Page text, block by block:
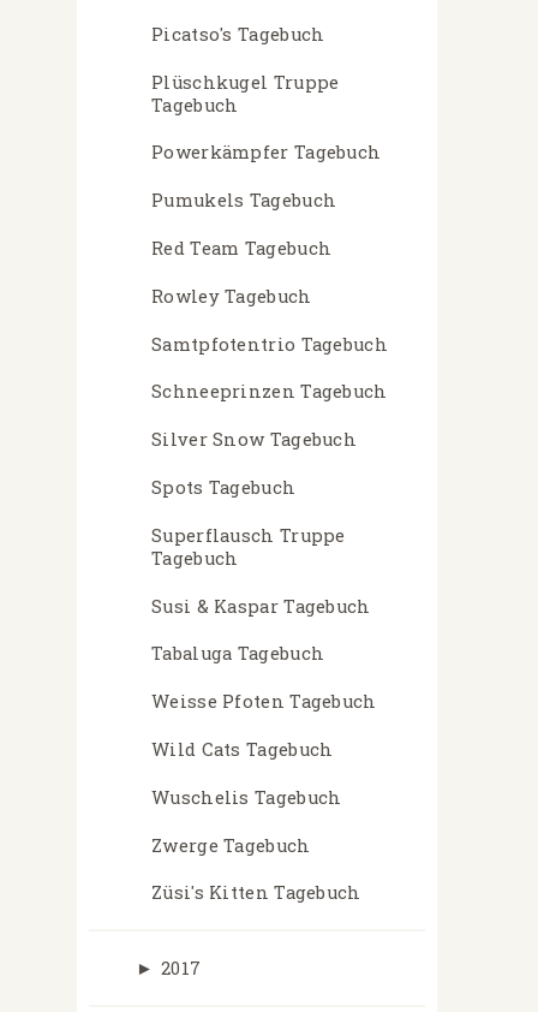
Picatso's Tagebuch
Plüschkugel Truppe
Tagebuch
Powerkämpfer Tagebuch
Pumukels Tagebuch
Red Team Tagebuch
Rowley Tagebuch
Samtpfotentrio Tagebuch
Schneeprinzen Tagebuch
Silver Snow Tagebuch
Spots Tagebuch
Superflausch Truppe
Tagebuch
Susi & Kaspar Tagebuch
Tabaluga Tagebuch
Weisse Pfoten Tagebuch
Wild Cats Tagebuch
Wuschelis Tagebuch
Zwerge Tagebuch
Züsi's Kitten Tagebuch
► 2017